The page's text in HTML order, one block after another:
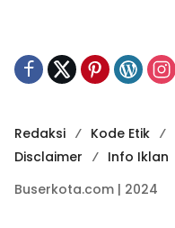
Redaksi Kode Etik
Disclaimer
Info Iklan
Buserkota.com | 2024